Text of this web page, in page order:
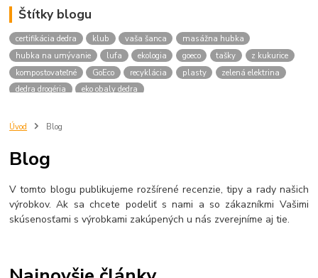
Štítky blogu
certifikácia dedra klub vaša šanca
masážna hubka
hubka na umývanie
lufa ekologia goeco tašky
z kukurice
kompostovateľné
GoEco recyklácia plasty
zelená elektrina
dedra drogéria
eko obaly dedra
Úvod Blog
Blog
V tomto blogu publikujeme rozšírené recenzie, tipy a rady našich
výrobkov. Ak sa chcete podeliť s nami a so zákazníkmi Vašimi
skúsenosťami s výrobkami zakúpených u nás zverejníme aj tie.